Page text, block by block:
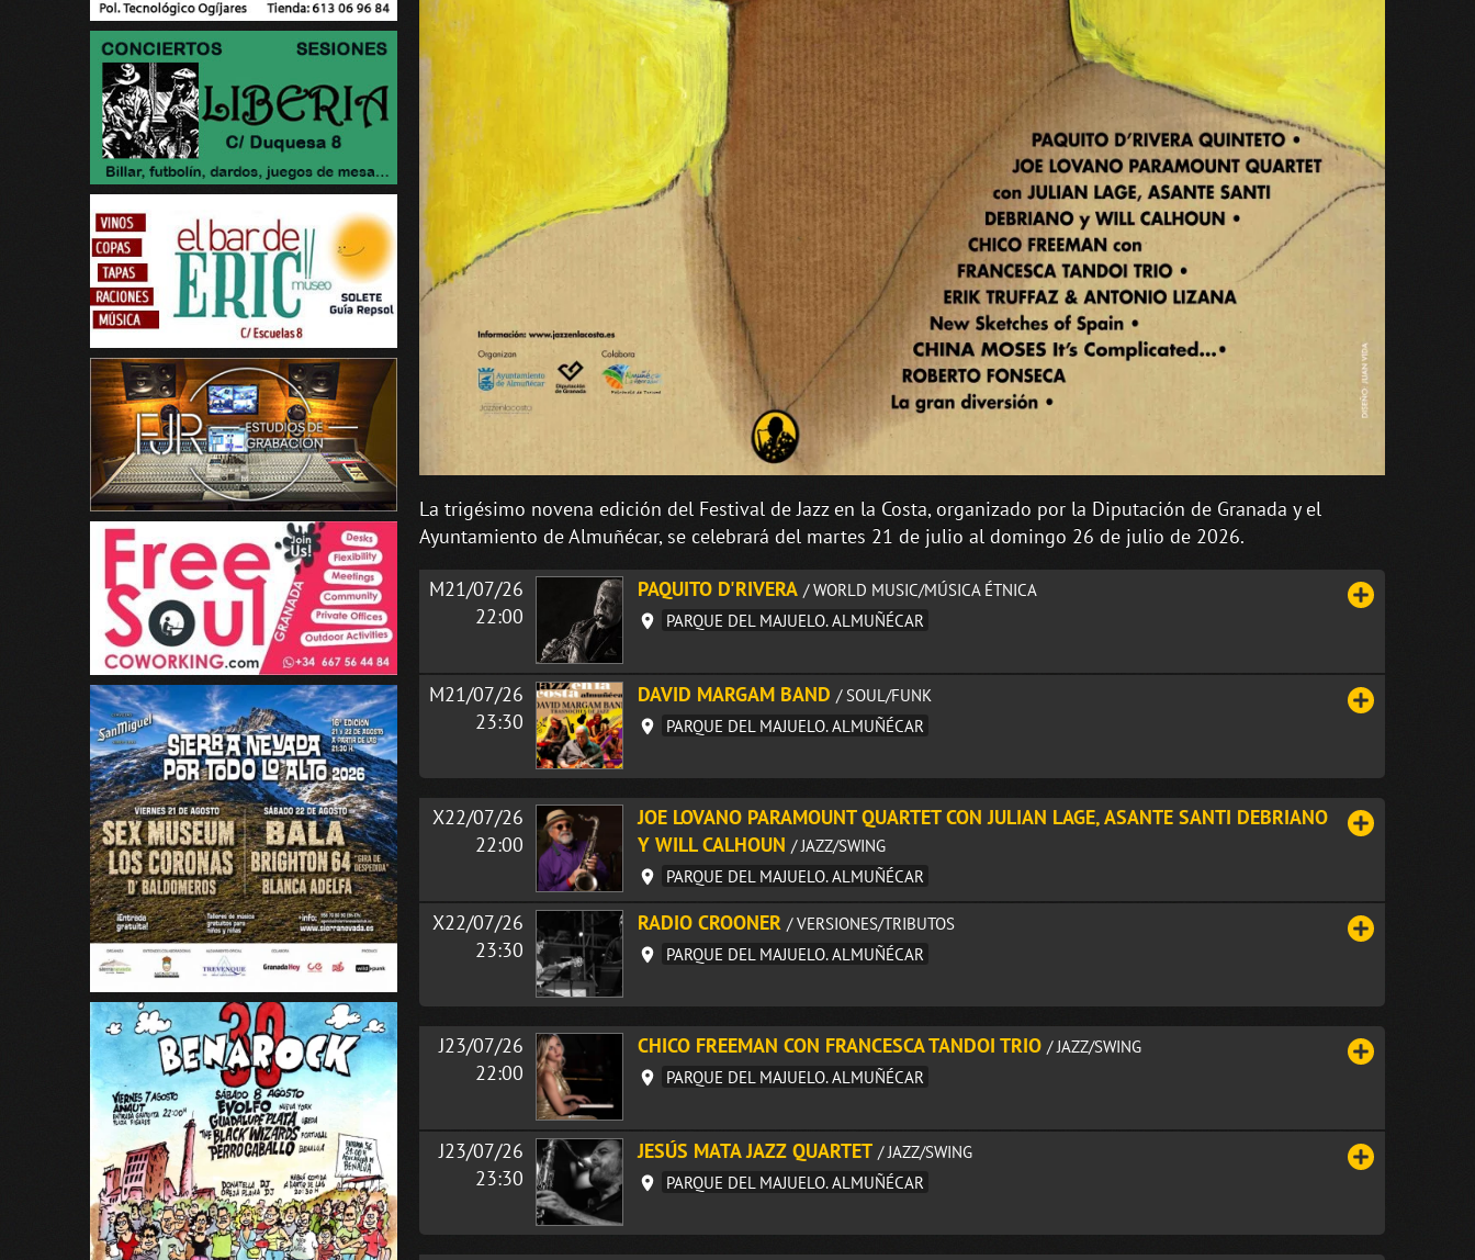
La trigésimo novena edición del Festival de Jazz en la Costa, organizado por la Diputación de Granada y el
Ayuntamiento de Almuñécar, se celebrará del martes 21 de julio al domingo 26 de julio de 2026.
M21/07/26
22:00
PAQUITO D'RIVERA / WORLD MUSIC/MÚSICA ÉTNICA
PARQUE DEL MAJUELO. ALMUÑÉCAR
M21/07/26
23:30
DAVID MARGAM BAND / SOUL/FUNK
PARQUE DEL MAJUELO. ALMUÑÉCAR
X22/07/26
22:00
JOE LOVANO PARAMOUNT QUARTET CON JULIAN LAGE, ASANTE SANTI DEBRIANO
Y WILL CALHOUN / JAZZ/SWING
PARQUE DEL MAJUELO. ALMUÑÉCAR
X22/07/26
23:30
RADIO CROONER / VERSIONES/TRIBUTOS
PARQUE DEL MAJUELO. ALMUÑÉCAR
J23/07/26
22:00
CHICO FREEMAN CON FRANCESCA TANDOI TRIO / JAZZ/SWING
PARQUE DEL MAJUELO. ALMUÑÉCAR
J23/07/26
23:30
JESÚS MATA JAZZ QUARTET / JAZZ/SWING
PARQUE DEL MAJUELO. ALMUÑÉCAR